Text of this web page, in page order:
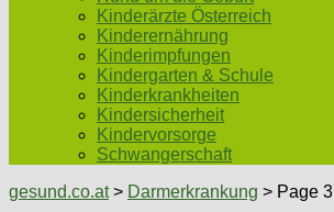
Kinderärzte Österreich
Kinderernährung
Kinderimpfungen
Kindergarten & Schule
Kinderkrankheiten
Kindersicherheit
Kindervorsorge
Schwangerschaft
gesund.co.at> Darmerkrankung > Page 3